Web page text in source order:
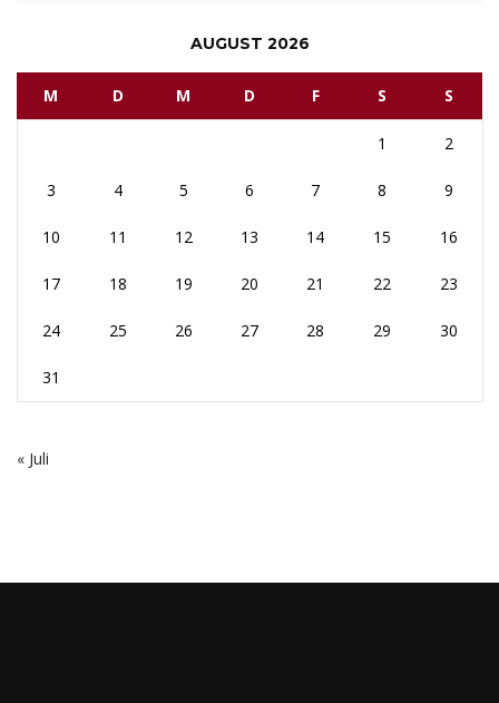
AUGUST 2026
M D M D F S S
1 2
3 4 5 6 7 8 9
10 11 12 13 14 15 16
17 18 19 20 21 22 23
24 25 26 27 28 29 30
31
« Juli